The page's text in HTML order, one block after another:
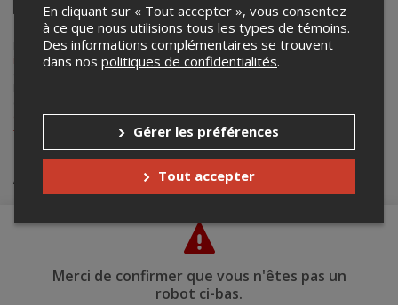
Facebook LinkedinPinterestEnvoyer
par
courriel
Lepointdevente.com agit à titre de mandataire pourRencontres
internationales du documentaire de Montréal - RIDM
de l’affichage en ligne et la vente de billets pour ses événements.
du documentaire de Montréal - RIDM, àbilletterie@ridm.caou au
+1 438-527-2310
Achat de billets
Merci de confirmer que vous n'êtes pas un
robot ci-bas.
En cliquant sur « Tout accepter », vous consentez
à ce que nous utilisions tous les types de témoins.
Des informations complémentaires se trouvent
dans nos politiques de confidentialités.
Gérer les préférences
Tout accepter